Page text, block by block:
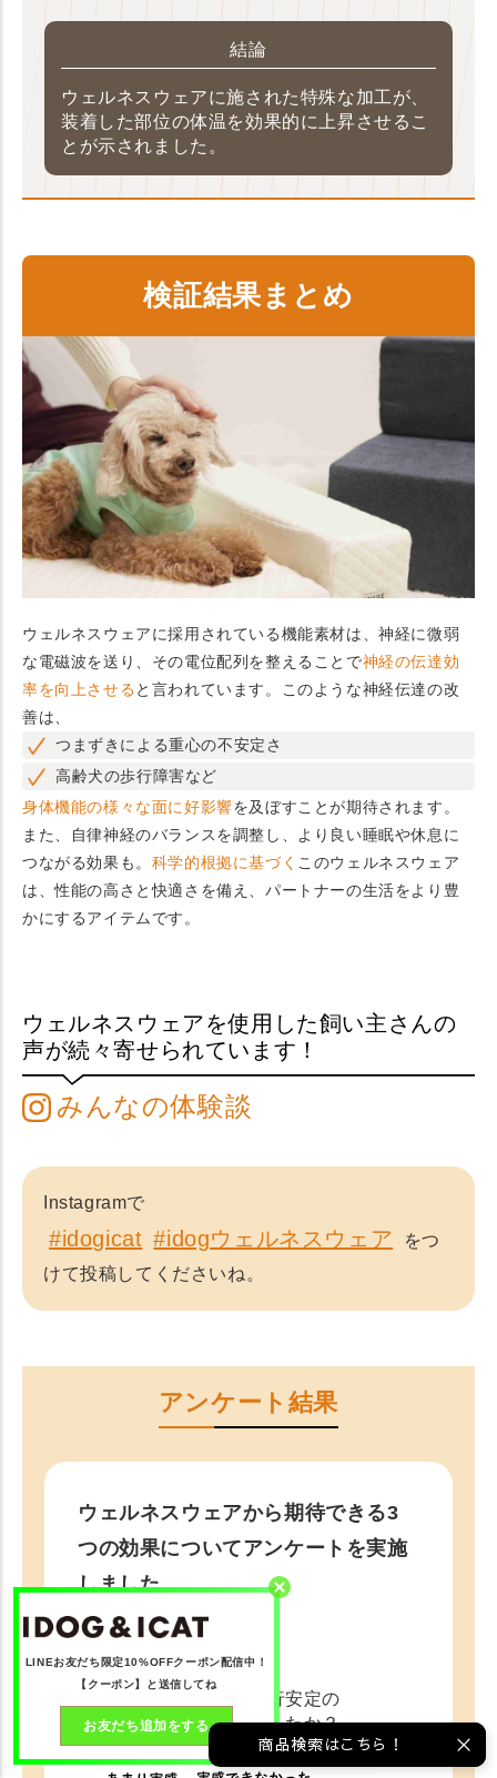
結論
ウェルネスウェアに施された特殊な加工が、
装着した部位の体温を効果的に上昇させるこ
とが示されました。
検証結果まとめ
ウェルネスウェアに採用されている機能素材は、神経に微弱
な電磁波を送り、その電位配列を整えることで神経の伝達効
率を向上させると言われています。このような神経伝達の改
善は、
つまずきによる重心の不安定さ
高齢犬の歩行障害など
身体機能の様々な面に好影響を及ぼすことが期待されます。
また、自律神経のバランスを調整し、より良い睡眠や休息に
つながる効果も。 科学的根拠に基づく このウェルネスウェア
は、性能の高さと快適さを備え、パートナーの生活をより豊
かにするアイテムです。
ウェルネスウェアを使用した飼い主さんの
声が続々寄せられています！
みんなの体験談
Instagramで
#idogicat #idogウェルネスウェア
をつ
けて投稿してくださいね。
アンケート結果
ウェルネスウェアから期待できる3
つの効果についてアンケートを実施
しました。
Q1
体感安定・歩行安定の
実感はできましたか？
LINEお友だち限定10%OFFクーポン配信中！
【クーポン】と送信してね
お友だち追加をする
商品検索はこちら！